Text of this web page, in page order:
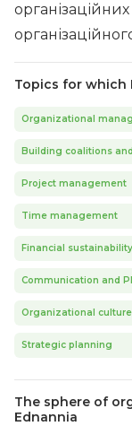
організаційних
Topics for which
Organizational
Building coalitions
Project management
Time management
Financial
Communication and
Organizational
Strategic planning
The sphere of
Ednannia